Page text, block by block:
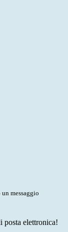
messaggio
posta elettronica!